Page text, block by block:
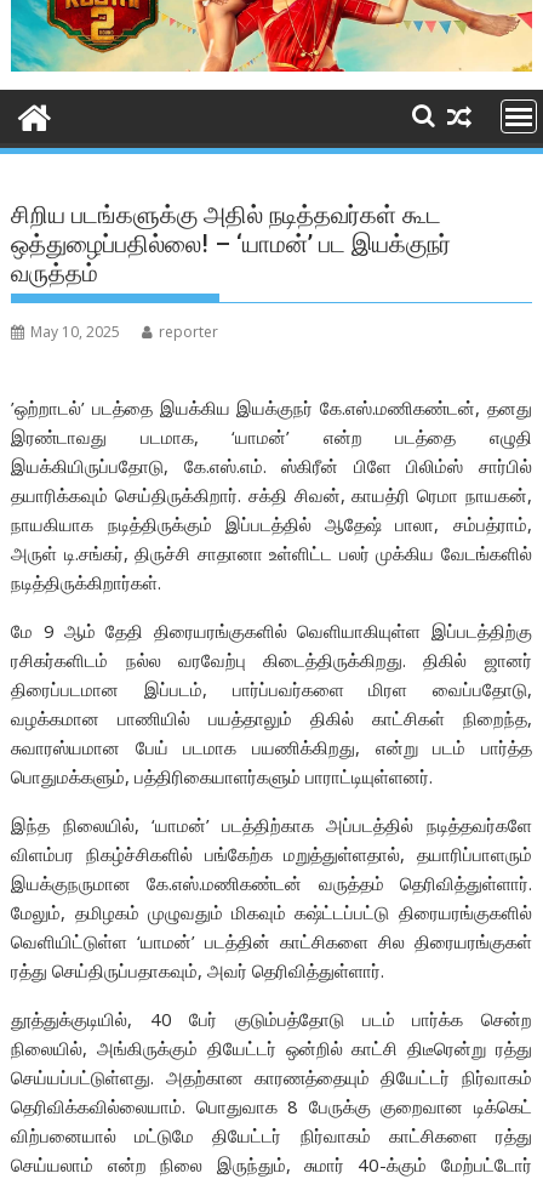
சிறிய படங்களுக்கு அதில் நடித்தவர்கள் கூட
ஒத்துழைப்பதில்லை! – ‘யாமன்’ பட இயக்குநர்
வருத்தம்
May 10, 2025 reporter
’ஒற்றாடல்’ படத்தை இயக்கிய இயக்குநர் கே.எஸ்.மணிகண்டன், தனது
இரண்டாவது படமாக, ‘யாமன்’ என்ற படத்தை எழுதி
இயக்கியிருப்பதோடு, கே.எஸ்.எம். ஸ்கிரீன் பிளே பிலிம்ஸ் சார்பில்
தயாரிக்கவும் செய்திருக்கிறார். சக்தி சிவன், காயத்ரி ரெமா நாயகன்,
நாயகியாக நடித்திருக்கும் இப்படத்தில் ஆதேஷ் பாலா, சம்பத்ராம்,
அருள் டி.சங்கர், திருச்சி சாதானா உள்ளிட்ட பலர் முக்கிய வேடங்களில்
நடித்திருக்கிறார்கள்.
மே 9 ஆம் தேதி திரையரங்குகளில் வெளியாகியுள்ள இப்படத்திற்கு
ரசிகர்களிடம் நல்ல வரவேற்பு கிடைத்திருக்கிறது. திகில் ஜானர்
திரைப்படமான இப்படம், பார்ப்பவர்களை மிரள வைப்பதோடு,
வழக்கமான பாணியில் பயத்தாலும் திகில் காட்சிகள் நிறைந்த,
சுவாரஸ்யமான பேய் படமாக பயணிக்கிறது, என்று படம் பார்த்த
பொதுமக்களும், பத்திரிகையாளர்களும் பாராட்டியுள்ளனர்.
இந்த நிலையில், ‘யாமன்’ படத்திற்காக அப்படத்தில் நடித்தவர்களே
விளம்பர நிகழ்ச்சிகளில் பங்கேற்க மறுத்துள்ளதால், தயாரிப்பாளரும்
இயக்குநருமான கே.எஸ்.மணிகண்டன் வருத்தம் தெரிவித்துள்ளார்.
மேலும், தமிழகம் முழுவதும் மிகவும் கஷ்ட்டப்பட்டு திரையரங்குகளில்
வெளியிட்டுள்ள ‘யாமன்’ படத்தின் காட்சிகளை சில திரையரங்குகள்
ரத்து செய்திருப்பதாகவும், அவர் தெரிவித்துள்ளார்.
தூத்துக்குடியில், 40 பேர் குடும்பத்தோடு படம் பார்க்க சென்ற
நிலையில், அங்கிருக்கும் தியேட்டர் ஒன்றில் காட்சி திடீரென்று ரத்து
செய்யப்பட்டுள்ளது. அதற்கான காரணத்தையும் தியேட்டர் நிர்வாகம்
தெரிவிக்கவில்லையாம். பொதுவாக 8 பேருக்கு குறைவான டிக்கெட்
விற்பனையால் மட்டுமே தியேட்டர் நிர்வாகம் காட்சிகளை ரத்து
செய்யலாம் என்ற நிலை இருந்தும், சுமார் 40-க்கும் மேற்பட்டோர்